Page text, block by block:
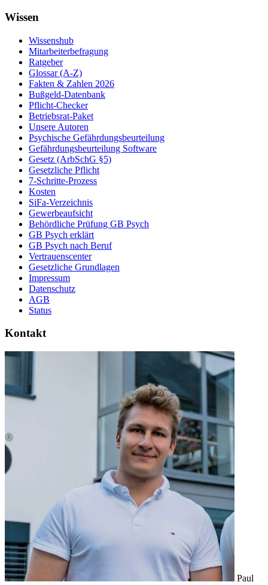
Wissen
Wissenshub
Mitarbeiterbefragung
Ratgeber
Glossar (A-Z)
Fakten & Zahlen 2026
Bußgeld-Datenbank
Pflicht-Checker
Betriebsrat-Paket
Unsere Autoren
Psychische Gefährdungsbeurteilung
Gefährdungsbeurteilung Software
Gesetz (ArbSchG §5)
Gesetzliche Pflicht
7-Schritte-Prozess
Kosten
SiFa-Verzeichnis
Gewerbeaufsicht
Behördliche Prüfung GB Psych
GB Psych erklärt
GB Psych nach Beruf
Vertrauenscenter
Gesetzliche Grundlagen
Impressum
Datenschutz
AGB
Status
Kontakt
Paul